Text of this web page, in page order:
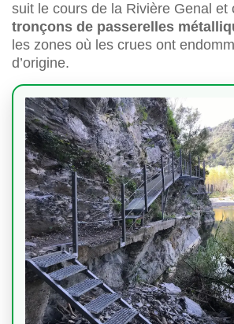
suit le cours de la Rivière Genal et
tronçons de passerelles
les zones où les crues ont
d’origine.